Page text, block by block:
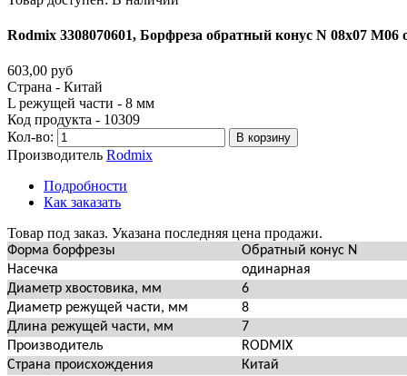
Rodmix 3308070601, Борфреза обратный конус N 08х07 M06
603,00 руб
Страна - Китай
L режущей части - 8 мм
Код продукта - 10309
Кол-во:
В корзину
Производитель Rodmix
Подробности
Как заказать
Товар под заказ. Указана последняя цена продажи.
Форма борфрезы
Обратный конус N
Насечка
одинарная
Диаметр хвостовика, мм
6
Диаметр режущей части, мм
8
Длина режущей части, мм
7
Производитель
RODMIX
Страна происхождения
Китай